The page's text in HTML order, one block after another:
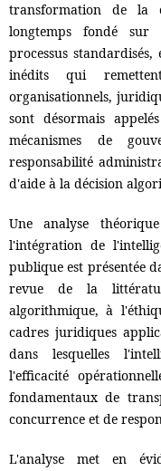
transformation de la
longtemps fondé sur
processus
inédits qui
organisationnels,
sont désormais
mécanismes de
responsabilité
d'aide à la décision
Une analyse
l'intégration de
publique est présentée
revue de la
algorithmique, à
cadres juridiques
dans lesquelles
l'efficacité
fondamentaux de
concurrence et de
L'analyse met en